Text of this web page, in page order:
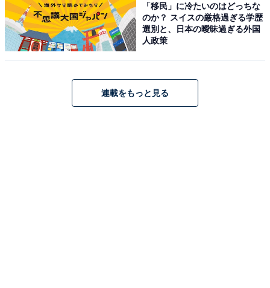
Windowsならいきなり抜いても問題はないですが、万が
一のことを考えれば、取り外し操作を行ってからUSBメ
機能」は、うっかり間違えて引き抜いても大丈夫な機能
と考えておきましょう。また、OSに取り外し操作がある
「移民」に冷たいのはどっちな
のか？ スイスの厳格過ぎる学歴
選別と、日本の曖昧過ぎる外国
人政策
連載をもっと見る